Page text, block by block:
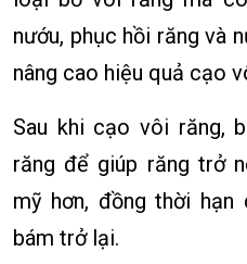
nướu, phục hồi răng và
nâng cao hiệu quả cạo
Sau khi cạo vôi răng,
răng để giúp răng trở
mỹ hơn, đồng thời
bám trở lại.